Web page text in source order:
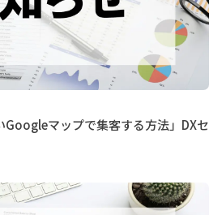
Googleマップで集客する方法」DXセ